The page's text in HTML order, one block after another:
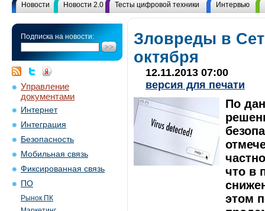
Новости Новости 2.0 Тесты цифровой техники Интервью
Подписка на новости:
Управление
документами
Интернет
Интеграция
Безопасность
Мобильная связь
Фиксированная связь
ПО
Рынок ПК
Зловреды в
октября
12.11.2013 07:00
версия для печати
По
что в
этом